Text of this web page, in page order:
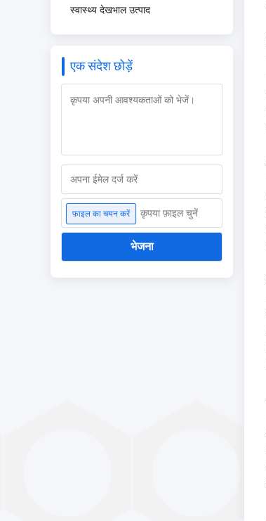
स्वास्थ्य देखभाल उत्पाद
एक संदेश छोड़ें
फ़ाइल का चयन करें कृपया फ़ाइल चुनें
भेजना